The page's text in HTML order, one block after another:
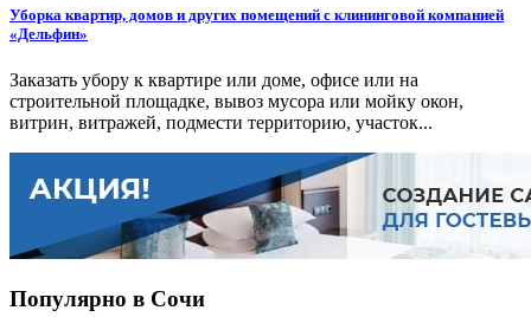
Уборка квартир, домов и других помещений с клининговой компанией
«Дельфин»
Заказать убору к квартире или доме, офисе или на
строительной площадке, вывоз мусора или мойку окон,
витрин, витражей, подмести территорию, участок...
Популярно в Сочи